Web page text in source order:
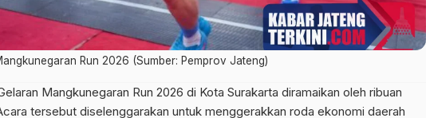
Run 2026 (Sumber: Pemprov Jateng)
Mangkunegaran Run 2026 di Kota Surakarta diramaikan oleh ribuan
tersebut diselenggarakan untuk menggerakkan roda ekonomi daerah